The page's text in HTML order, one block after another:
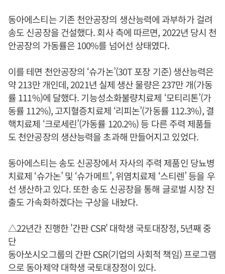
동아에스티는 기존 천안공장의 생산능력에 과부하가 걸려
송도 신공장을 건설했다. 회사 측에 따르면, 2022년 당시 천
안공장의 가동률은 100%를 넘어선 상태였다.
이를 테면 천안공장의 ‘슈가논’(30T 포장 기준) 생산능력은
약 213만 개인데, 2021년 실제 생산 물량은 237만 개(가동
률 111%)에 달했다. 기능성소화불량치료제 ‘모티리톤’(가
동률 112%), 고지혈증치료제 ‘리피논’(가동률 112.3%), 결
핵치료제 ‘크로세린’(가동률 120.2%) 등 다른 주력 제품들
도 천안공장의 생산능력을 초과해 만들어지고 있었다.
동아에스티는 송도 신공장에서 자사의 주력 제품인 당뇨병
치료제 ‘슈가논’ 및 ‘슈가메트’, 위염치료제 ‘스티렌’ 등을 우
선 생산하고 있다. 또한 송도 신공장을 통해 글로벌 시장 진
출도 가속화하겠다는 구상을 내놨다.
△22년간 진행한 '간판 CSR' 대학생 국토대장정, 5년째 중
단
동아쏘시오그룹의 간판 CSR(기업의 사회적 책임) 프로그램
으로 동아제약 대학생 국토대장정이 있다.